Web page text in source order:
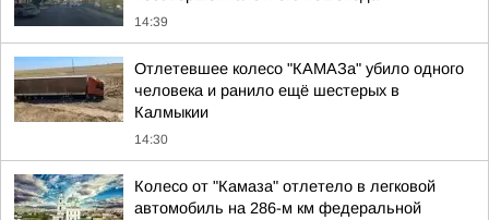
14:39
Отлетевшее колесо "КАМАЗа" убило одного
человека и ранило ещё шестерых в
Калмыкии
14:30
Колесо от "Камаза" отлетело в легковой
автомобиль на 286-м км федеральной